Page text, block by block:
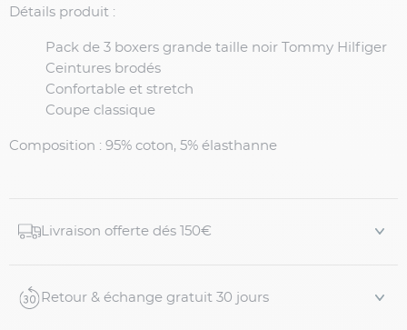
Détails produit :
Pack de 3 boxers grande taille noir Tommy Hilfiger
Ceintures brodés
Confortable et stretch
Coupe classique
Composition : 95% coton, 5% élasthanne
Livraison offerte dés 150€
Retour & échange gratuit 30 jours